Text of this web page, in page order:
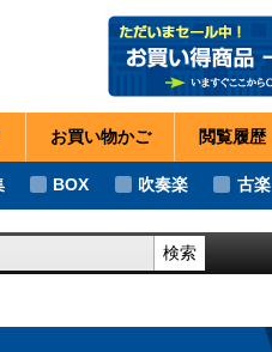
お買い物かご 閲覧履歴
BOX 吹奏楽 古楽
検索